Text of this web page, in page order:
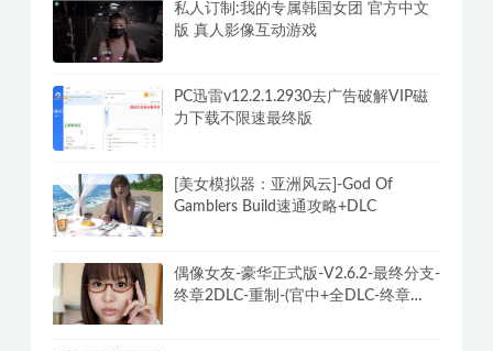
私人订制:我的专属韩国女团 官方中文
版 真人影像互动游戏
PC迅雷v12.2.1.2930去广告破解VIP磁
力下载不限速最终版
[美女模拟器：亚洲风云]-God Of
Gamblers Build速通攻略+DLC
偶像女友-豪华正式版-V2.6.2-最终分支-
终章2DLC-重制-(官中+全DLC-终章